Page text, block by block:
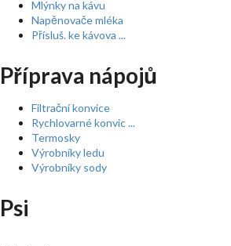
Mlýnky na kávu
Napěnovače mléka
Přísluš. ke kávova ...
Příprava nápojů
Filtrační konvice
Rychlovarné konvic ...
Termosky
Výrobníky ledu
Výrobníky sody
Psi